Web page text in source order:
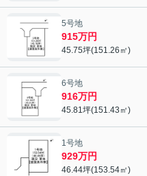
5号地
915万円
45.75坪(151.26㎡)
6号地
916万円
45.81坪(151.43㎡)
1号地
929万円
46.44坪(153.54㎡)